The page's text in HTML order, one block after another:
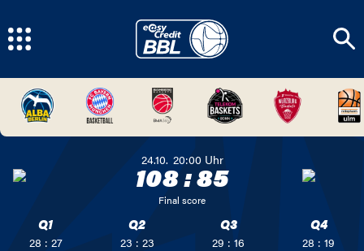
24.10. 20:00 Uhr
108:85
Final score
Q1
28 : 27
Q2
23 : 23
Q3
29 : 16
Q4
28 : 19